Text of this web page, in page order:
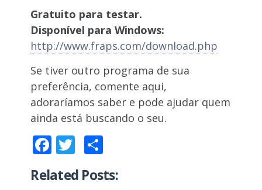
Gratuito para testar.
Disponível para Windows:
http://www.fraps.com/download.php
Se tiver outro programa de sua
preferência, comente aqui,
adoraríamos saber e pode ajudar quem
ainda está buscando o seu.
Facebook
Twitter
Related Posts: